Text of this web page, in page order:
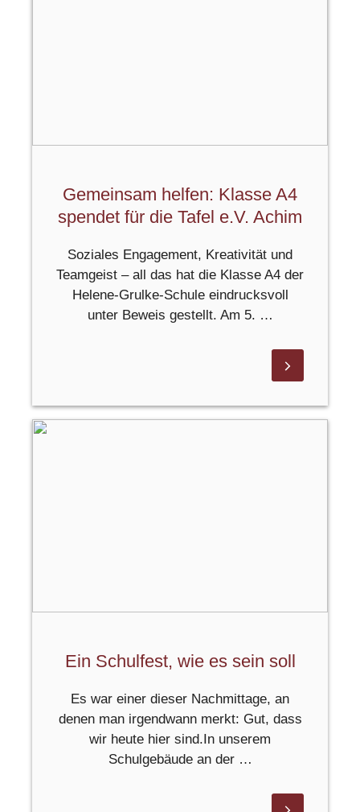
Gemeinsam helfen: Klasse A4
spendet für die Tafel e.V. Achim
Soziales Engagement, Kreativität und
Teamgeist – all das hat die Klasse A4 der
Helene‑Grulke‑Schule eindrucksvoll
unter Beweis gestellt. Am 5. …
Ein Schulfest, wie es sein soll
Es war einer dieser Nachmittage, an
denen man irgendwann merkt: Gut, dass
wir heute hier sind.In unserem
Schulgebäude an der …